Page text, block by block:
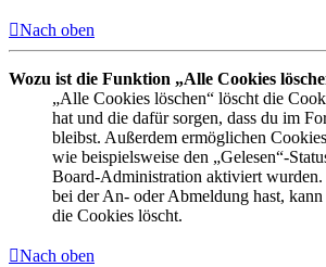
Nach oben
Wozu ist die Funktion „Alle Cookies
„Alle Cookies löschen“ löscht die
hat und die dafür sorgen, dass du im
bleibst. Außerdem ermöglichen
wie beispielsweise den „Gelesen“-
Board-Administration aktiviert wurden.
bei der An- oder Abmeldung hast,
die Cookies löscht.
Nach oben